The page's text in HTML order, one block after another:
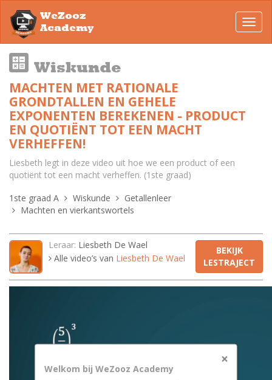
WeZooz
Academy
Wiskunde
MACHTEN MET RATIONALE
GRONDTALLEN EN GEHELE
EXPONENTEN BEREKENEN - PRODUCT
EN QUOTIËNT TOT EEN MACHT
VERHEFFEN!
Liesbeth legt in deze video uit hoe we een product of een
quotiënt tot een macht verheffen. (1ste graad)
1ste graad A
Wiskunde
Getallenleer
Machten en vierkantswortels
Leraar: Liesbeth De Wael
Alle video’s van Liesbeth De Wael
BEKIJK
LESTRAJECT
×
Welkom bij WeZooz Academy